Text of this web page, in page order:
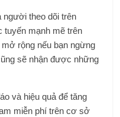
người theo dõi trên
tuyến mạnh mẽ trên
rộng nếu bạn ngừng
sẽ nhận được những
và hiệu quả để tăng
miễn phí trên cơ sở